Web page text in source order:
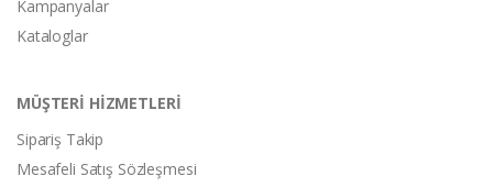
Kampanyalar
Kataloglar
MÜŞTERİ HİZMETLERİ
Sipariş Takip
Mesafeli Satış Sözleşmesi